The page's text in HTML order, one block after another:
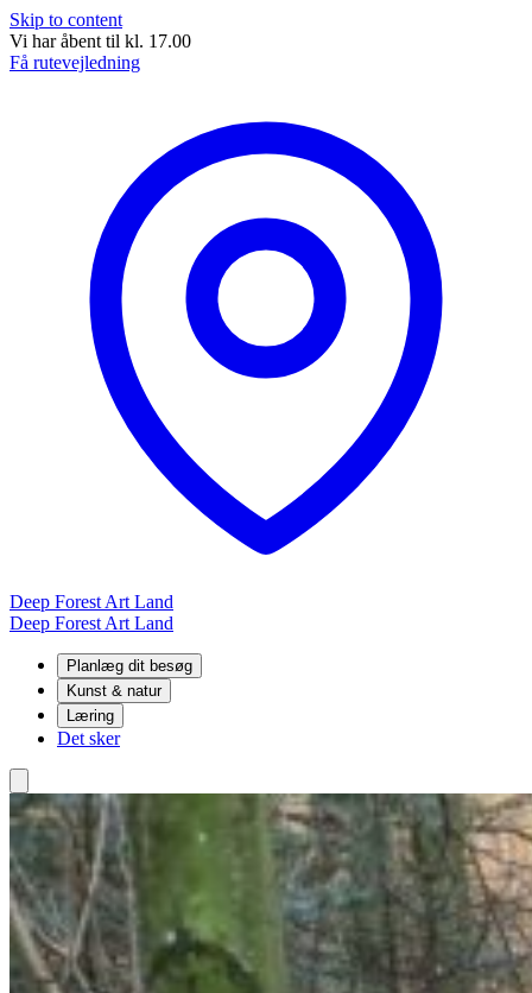
Skip to content
Vi har åbent til kl. 17.00
Få rutevejledning
Deep Forest Art Land
Deep Forest Art Land
Planlæg dit besøg
Kunst & natur
Læring
Det sker